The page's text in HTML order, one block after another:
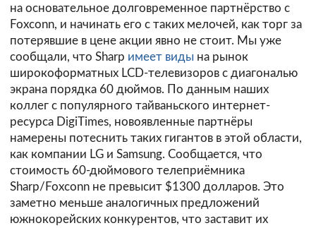
на основательное долговременное партнёрство с
Foxconn, и начинать его с таких мелочей, как торг за
потерявшие в цене акции явно не стоит. Мы уже
сообщали, что Sharp имеет виды на рынок
широкоформатных LCD-телевизоров с диагональю
экрана порядка 60 дюймов. По данным наших
коллег с популярного тайваньского интернет-
ресурса DigiTimes, новоявленные партнёры
намерены потеснить таких гигантов в этой области,
как компании LG и Samsung. Сообщается, что
стоимость 60-дюймового телеприёмника
Sharp/Foxconn не превысит $1300 долларов. Это
заметно меньше аналогичных предложений
южнокорейских конкурентов, что заставит их